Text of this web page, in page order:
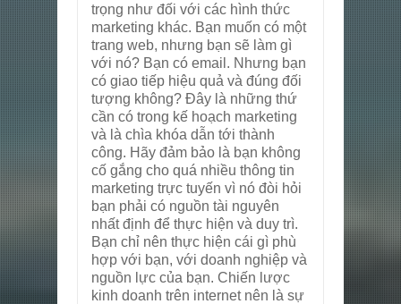
trọng như đối với các hình thức
marketing khác. Bạn muốn có một
trang web, nhưng bạn sẽ làm gì
với nó? Bạn có email. Nhưng bạn
có giao tiếp hiệu quả và đúng đối
tượng không? Đây là những thứ
cần có trong kế hoạch marketing
và là chìa khóa dẫn tới thành
công. Hãy đảm bảo là bạn không
cố gắng cho quá nhiều thông tin
marketing trực tuyến vì nó đòi hỏi
bạn phải có nguồn tài nguyên
nhất định để thực hiện và duy trì.
Bạn chỉ nên thực hiện cái gì phù
hợp với bạn, với doanh nghiệp và
nguồn lực của bạn. Chiến lược
kinh doanh trên internet nên là sự